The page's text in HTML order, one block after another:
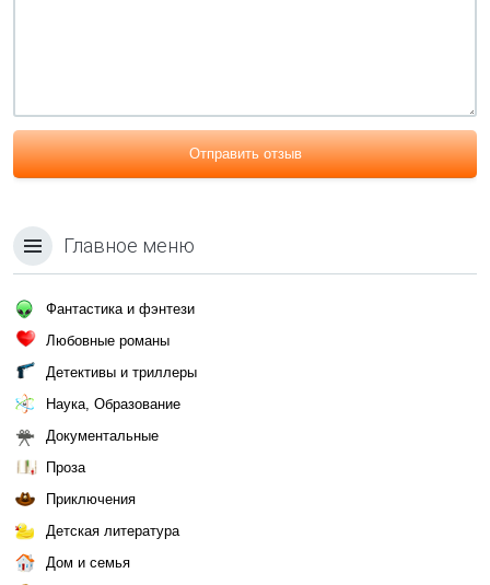
Отправить отзыв
Главное меню
Фантастика и фэнтези
Любовные романы
Детективы и триллеры
Наука, Образование
Документальные
Проза
Приключения
Детская литература
Дом и семья